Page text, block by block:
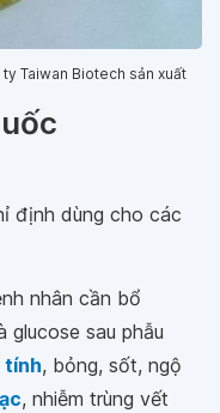
Taiwan Biotech sản xuất
định dùng cho các
nhân cần bổ
glucose sau phẫu
tính, bỏng, sốt, ngộ
, nhiễm trùng vết